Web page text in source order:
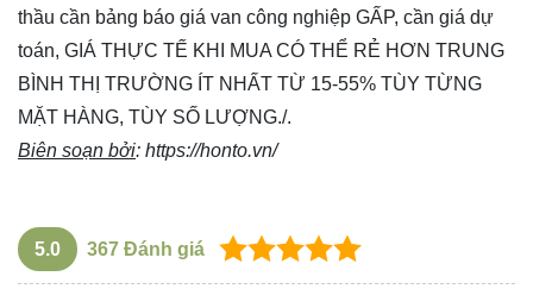
thầu cần bảng báo giá van công nghiệp GẤP, cần giá dự
toán, GIÁ THỰC TẾ KHI MUA CÓ THỂ RẺ HƠN TRUNG
BÌNH THỊ TRƯỜNG ÍT NHẤT TỪ 15-55% TÙY TỪNG
MẶT HÀNG, TÙY SỐ LƯỢNG./.
Biên soạn bởi: https://honto.vn/
5.0 367 Đánh giá